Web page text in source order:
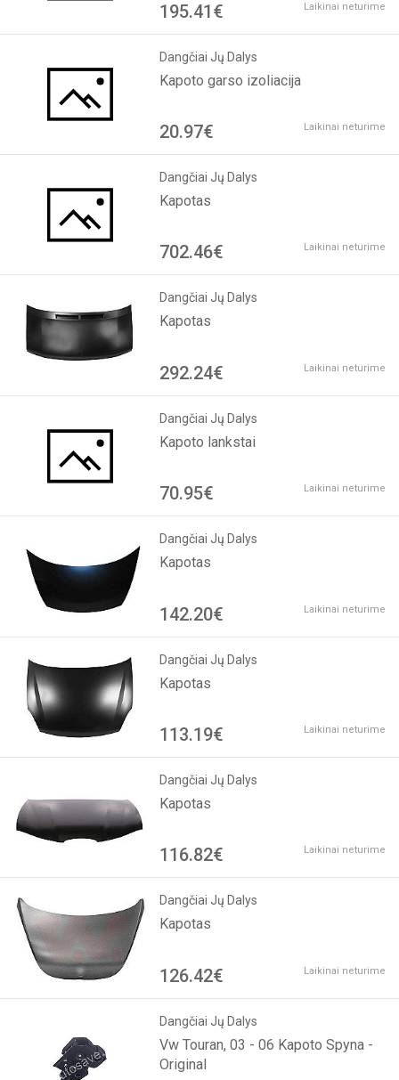
195.41€ Laikinai neturime
Dangčiai Jų Dalys
Kapoto garso izoliacija
20.97€ Laikinai neturime
Dangčiai Jų Dalys
Kapotas
702.46€ Laikinai neturime
Dangčiai Jų Dalys
Kapotas
292.24€ Laikinai neturime
Dangčiai Jų Dalys
Kapoto lankstai
70.95€ Laikinai neturime
Dangčiai Jų Dalys
Kapotas
142.20€ Laikinai neturime
Dangčiai Jų Dalys
Kapotas
113.19€ Laikinai neturime
Dangčiai Jų Dalys
Kapotas
116.82€ Laikinai neturime
Dangčiai Jų Dalys
Kapotas
126.42€ Laikinai neturime
Dangčiai Jų Dalys
Vw Touran, 03 - 06 Kapoto Spyna -
Original